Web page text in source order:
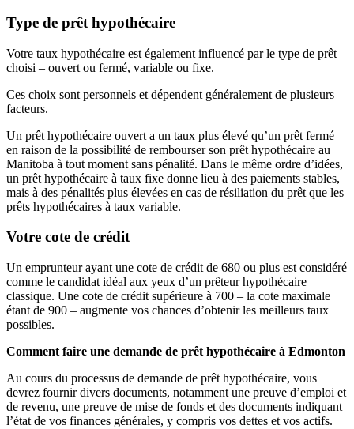
Type de prêt hypothécaire
Votre taux hypothécaire est également influencé par le type de prêt
choisi – ouvert ou fermé, variable ou fixe.
Ces choix sont personnels et dépendent généralement de plusieurs
facteurs.
Un prêt hypothécaire ouvert a un taux plus élevé qu’un prêt fermé
en raison de la possibilité de rembourser son prêt hypothécaire au
Manitoba à tout moment sans pénalité. Dans le même ordre d’idées,
un prêt hypothécaire à taux fixe donne lieu à des paiements stables,
mais à des pénalités plus élevées en cas de résiliation du prêt que les
prêts hypothécaires à taux variable.
Votre cote de crédit
Un emprunteur ayant une cote de crédit de 680 ou plus est considéré
comme le candidat idéal aux yeux d’un prêteur hypothécaire
classique. Une cote de crédit supérieure à 700 – la cote maximale
étant de 900 – augmente vos chances d’obtenir les meilleurs taux
possibles.
Comment faire une demande de prêt hypothécaire à Edmonton
Au cours du processus de demande de prêt hypothécaire, vous
devrez fournir divers documents, notamment une preuve d’emploi et
de revenu, une preuve de mise de fonds et des documents indiquant
l’état de vos finances générales, y compris vos dettes et vos actifs.